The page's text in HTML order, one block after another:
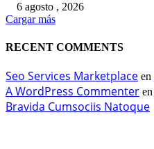
6 agosto , 2026
Cargar más
RECENT COMMENTS
Seo Services Marketplace en
A WordPress Commenter en
Bravida Cumsociis Natoque